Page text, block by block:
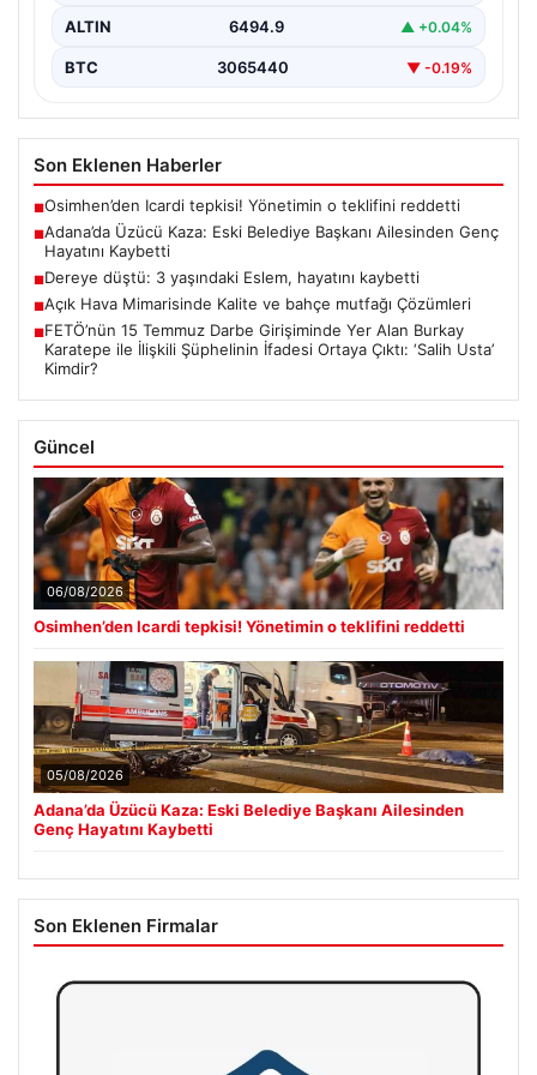
ALTIN 6494.9 ▲ +0.04%
BTC 3065440 ▼ -0.19%
Son Eklenen Haberler
■Osimhen’den Icardi tepkisi! Yönetimin o teklifini reddetti
■Adana’da Üzücü Kaza: Eski Belediye Başkanı Ailesinden Genç
Hayatını Kaybetti
■Dereye düştü: 3 yaşındaki Eslem, hayatını kaybetti
■Açık Hava Mimarisinde Kalite ve bahçe mutfağı Çözümleri
■FETÖ’nün 15 Temmuz Darbe Girişiminde Yer Alan Burkay
Karatepe ile İlişkili Şüphelinin İfadesi Ortaya Çıktı: ‘Salih Usta’
Kimdir?
Güncel
06/08/2026
Osimhen’den Icardi tepkisi! Yönetimin o teklifini reddetti
05/08/2026
Adana’da Üzücü Kaza: Eski Belediye Başkanı Ailesinden
Genç Hayatını Kaybetti
Son Eklenen Firmalar